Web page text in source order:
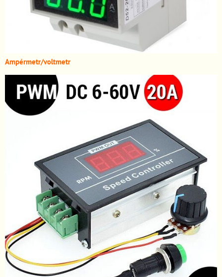
Ampérmetr/voltmetr